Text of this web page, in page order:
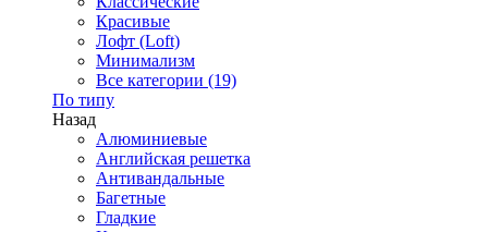
Красивые
Лофт (Loft)
Минимализм
Все категории (19)
По типу
Назад
Алюминиевые
Английская решетка
Антивандальные
Багетные
Гладкие